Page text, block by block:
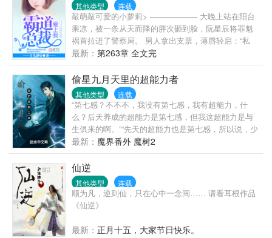
其他类型 连载
敲萌敲可爱的小萝莉> —————— 大晚上站在阳台
乘凉，被一条从天而降的胖次砸到脸，阮星辰将罪魁
祸首拉进了警察局。 男人拿出支票，薄唇轻启：“私
了。” “……” 好吧，被胖次砸一下，十万块钱轻松到
手，这是好事。 随后就其他赔偿事宜，男人再次丢出
一张支票，“只摸了一边，五万。” 阮星辰才明白，原
来在男人眼中，欧派是分单双的。 …… 后来，阮星辰
发现怪大叔他不仅是个三十多岁的老光棍，还是某跨
国企业的大总裁。 再后来，她陷入困境，总裁大叔向
她抛出了橄榄枝。 “和我结婚，钱随便花，卡随便刷，
坏人我替你收拾。” 条件太过诱人，于是阮星辰欢欢喜
喜的把自己嫁了。 然而婚后—— “眼睛只能看我，心
里只能想我，远离除了我以外的所有男性。” “霸道！
大叔你简直不是人。” “嗯，你昨晚说我是禽 “……”
最新： 第263章 全文完
偷星九月天里的超能力者
其他类型 连载
“第七感？不不不，我没有第七感，我有超能力，什
么？后天养成的超能力是第七感，但我这超能力是与
生俱来的啊。”“先天的超能力也是第七感，所以说，少
年，拯救世界吧！”“好吧，你说是就是，等等，你这是
传销吧！”至此，少年长蛇踏上了VV学院拯救世界的...
最新： 魔界番外 魔树2
仙逆
其他类型 连载
顺为凡，逆则仙，只在心中一念间…… 请看耳根作品
《仙逆》
最新： 正月十五，大家节日快乐。